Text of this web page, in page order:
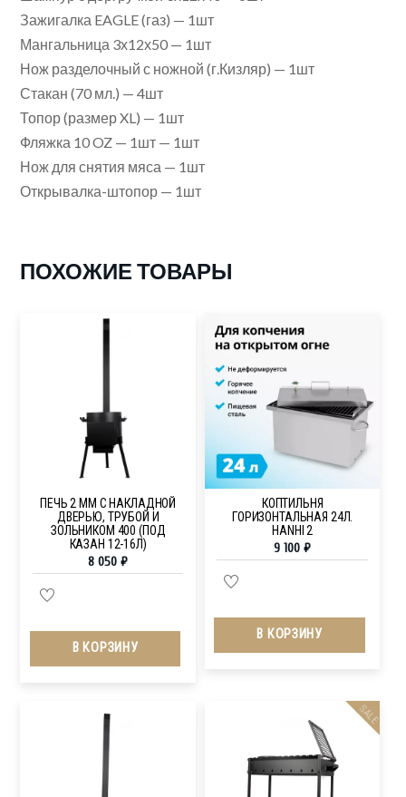
Зажигалка EAGLE (газ) — 1шт
Мангальница 3х12х50 — 1шт
Нож разделочный с ножной (г.Кизляр) — 1шт
Стакан (70 мл.) — 4шт
Топор (размер XL) — 1шт
Фляжка 10 OZ — 1шт — 1шт
Нож для снятия мяса — 1шт
Открывалка-штопор — 1шт
ПОХОЖИЕ ТОВАРЫ
ПЕЧЬ 2 ММ С НАКЛАДНОЙ
ДВЕРЬЮ, ТРУБОЙ И
ЗОЛЬНИКОМ 400 (ПОД
КАЗАН 12-16Л)
8 050₽
В КОРЗИНУ
КОПТИЛЬНЯ
ГОРИЗОНТАЛЬНАЯ 24Л.
HANHI 2
9 100₽
В КОРЗИНУ
SALE